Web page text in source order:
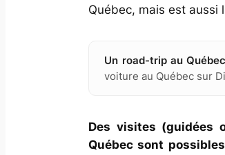
Québec, mais est aussi
Un road-trip au
voiture au Québec sur
Des visites (guidées
Québec sont